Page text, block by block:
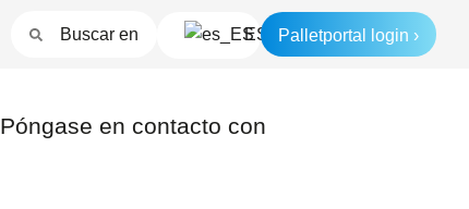
ES Palletportal login ›
Póngase en contacto con